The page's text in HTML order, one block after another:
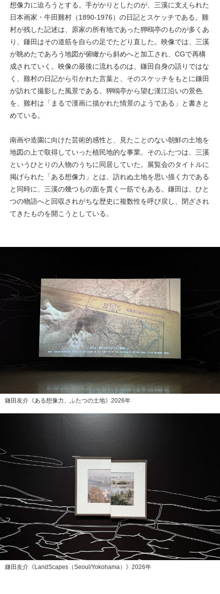
想像力に迫ろうとする。手がかりとしたのが、三溪に支えられた
日本画家・牛田雞村（1890-1976）の日記とスケッチである。雞
村が残した記述は、原家の所有地であった狎鴎亭のものが多くあ
り、鎌田はその道筋を自らの足でたどり直した。映像では、三溪
が眺めたであろう地図が俯瞰から斜めへと加工され、CGで再構
成されていく。映像の最後に流れるのは、鎌田自身の語りではな
く、雞村の日記から引かれた言葉と、そのスケッチをもとに鎌田
が訪れて撮影した風景である。狎鴎亭から望む漢江沿いの景色
を、雞村は「まるで漢画に描かれた情景のようである」と書きと
めている。
南画や造園に向けた芸術的感性と、見たことのない朝鮮の土地を
地図の上で取得していった植民地的な事業。そのふたつは、三溪
というひとりの人物のうちに同居していた。展覧会のタイトルに
掲げられた「ある想像力」とは、訪れぬ土地を思い描く力である
と同時に、三溪の幾つもの面を貫く一筋でもある。鎌田は、ひと
つの物語へと回収されがちな歴史に複数性を呼び戻し、閉ざされ
てきたものを開こうとしている。
鎌田友介《ある想像力、ふたつの土地》2026年
鎌田友介《LandScapes（Seoul/Yokohama）》2026年